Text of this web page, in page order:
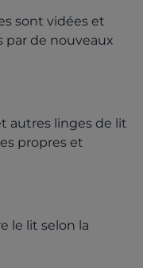
sont vidées et
par de nouveaux
autres linges de lit
propres et
le lit selon la